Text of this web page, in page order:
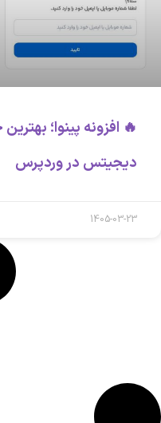
🔥 افزونه پینوا؛
دیجیتس در وردپرس
1405-03-23